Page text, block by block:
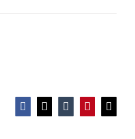
Facebook
X TumblrPinterest
E-